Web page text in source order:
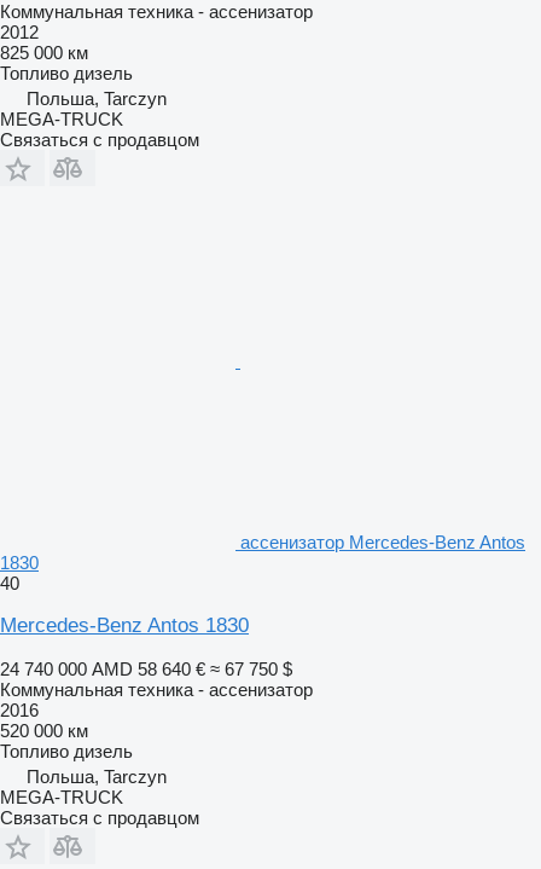
Коммунальная техника - ассенизатор
2012
825 000 км
Топливо дизель
Польша, Tarczyn
MEGA-TRUCK
Связаться с продавцом
ассенизатор Mercedes-Benz Antos
1830
40
Mercedes-Benz Antos 1830
24 740 000 AMD 58 640 € ≈ 67 750 $
Коммунальная техника - ассенизатор
2016
520 000 км
Топливо дизель
Польша, Tarczyn
MEGA-TRUCK
Связаться с продавцом